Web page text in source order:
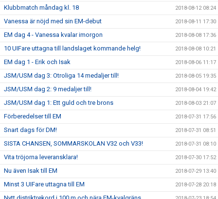
Klubbmatch måndag kl. 18 2018-08-12 08:24
Vanessa är nöjd med sin EM-debut 2018-08-11 17:30
EM dag 4 - Vanessa kvalar imorgon 2018-08-08 17:36
10 UIFare uttagna till landslaget kommande helg! 2018-08-08 10:21
EM dag 1 - Erik och Isak 2018-08-06 11:17
JSM/USM dag 3: Otroliga 14 medaljer till! 2018-08-05 19:35
JSM/USM dag 2: 9 medaljer till! 2018-08-04 19:42
JSM/USM dag 1: Ett guld och tre brons 2018-08-03 21:07
Förberedelser till EM 2018-07-31 17:56
Snart dags för DM! 2018-07-31 08:51
SISTA CHANSEN, SOMMARSKOLAN V32 och V33! 2018-07-31 08:10
Vita tröjorna leveransklara! 2018-07-30 17:52
Nu även Isak till EM 2018-07-29 13:40
Minst 3 UIFare uttagna till EM 2018-07-28 20:18